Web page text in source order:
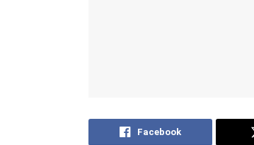
Facebook